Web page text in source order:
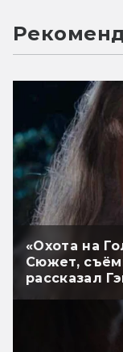
«Охота на
Сюжет,
рассказал